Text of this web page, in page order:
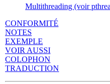
Multithreading (voir
CONFORMITÉ
NOTES
EXEMPLE
VOIR AUSSI
COLOPHON
TRADUCTION